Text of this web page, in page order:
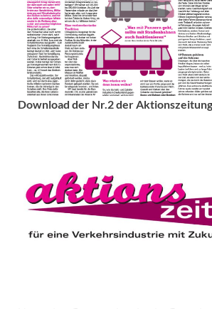
Download der Nr.2 der Aktionszeitung